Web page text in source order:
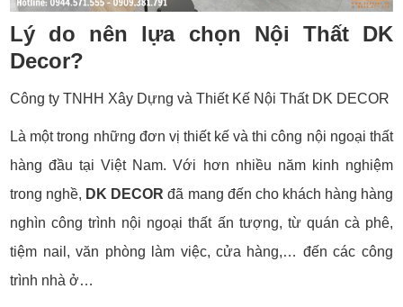
Lý do nên lựa chọn Nội Thất DK
Decor?
Công ty TNHH Xây Dựng và Thiết Kế Nội Thất DK DECOR
Là một trong những đơn vị thiết kế và thi công nội ngoại thất
hàng đầu tại Việt Nam. Với hơn nhiều năm kinh nghiệm
trong nghề, DK DECOR đã mang đến cho khách hàng hàng
nghìn công trình nội ngoại thất ấn tượng, từ quán cà phê,
tiệm nail, văn phòng làm việc, cửa hàng,… đến các công
trình nhà ở…